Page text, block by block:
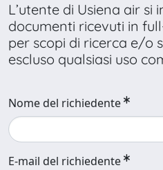
L’utente di Usiena air
documenti ricevuti in
per scopi di ricerca e/o
escluso qualsiasi uso
Nome del richiedente
E-mail del richiedente